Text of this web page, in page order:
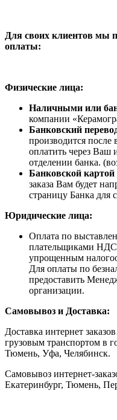
Для своих клиентов мы
оплаты:
Физические лица:
Наличными или
компании
Банковский
производится после
оплатить через Ваш
отделении банка.
Банковской картой
заказа Вам будет
страницу Банка для
Юридические лица:
Оплата по
плательщиками
упрощенным
Для оплаты по
предоставить
организации.
Самовывоз и Доставка:
Доставка интернет
грузовым транспортом в
Тюмень, Уфа, Челябинск.
Самовывоз интернет-
Екатеринбург, Тюмень,